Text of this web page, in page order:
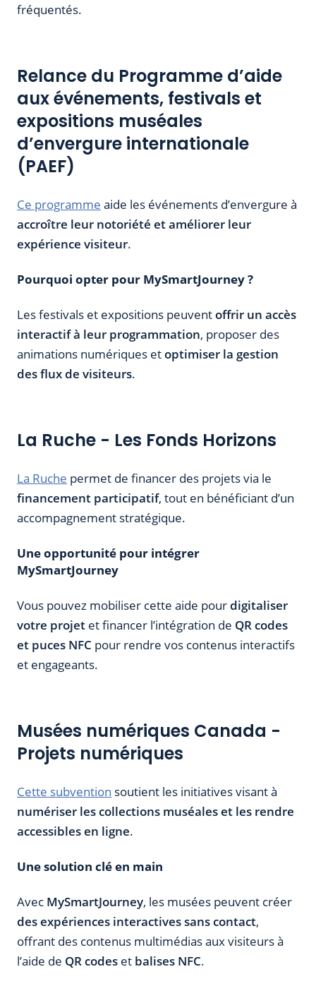
fréquentés.
Relance du Programme d’aide
aux événements, festivals et
expositions muséales
d’envergure internationale
(PAEF)
Ce programme aide les événements d’envergure à
accroître leur notoriété et améliorer leur
expérience visiteur.
Pourquoi opter pour MySmartJourney ?
Les festivals et expositions peuventoffrir un accès
interactif à leur programmation, proposer des
animations numériques etoptimiser la gestion
des flux de visiteurs.
La Ruche - Les Fonds Horizons
La Ruche permet de financer des projets via le
financement participatif, tout en bénéficiant d’un
accompagnement stratégique.
Une opportunité pour intégrer
MySmartJourney
Vous pouvez mobiliser cette aide pourdigitaliser
votre projet et financer l’intégration de QR codes
et puces NFC pour rendre vos contenus interactifs
et engageants.
Musées numériques Canada -
Projets numériques
Cette subvention soutient les initiatives visant à
numériser les collections muséales et les rendre
accessibles en ligne.
Une solution clé en main
Avec MySmartJourney, les musées peuvent créer
des expériences interactives sans contact,
offrant des contenus multimédias aux visiteurs à
l’aide de QR codes et balises NFC.